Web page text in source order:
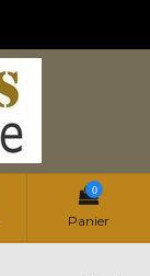
0
Panier